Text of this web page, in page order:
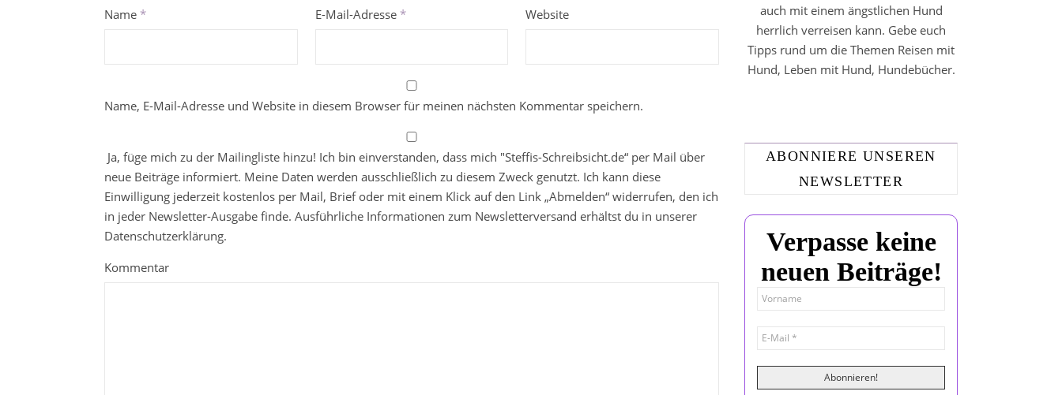
Name * E-Mail-Adresse * Website
Name, E-Mail-Adresse und Website in diesem Browser für meinen nächsten Kommentar speichern.
Ja, füge mich zu der Mailingliste hinzu! Ich bin einverstanden, dass mich "Steffis-Schreibsicht.de“ per Mail über
neue Beiträge informiert. Meine Daten werden ausschließlich zu diesem Zweck genutzt. Ich kann diese
Einwilligung jederzeit kostenlos per Mail, Brief oder mit einem Klick auf den Link „Abmelden“ widerrufen, den ich
in jeder Newsletter-Ausgabe finde. Ausführliche Informationen zum Newsletterversand erhältst du in unserer
Datenschutzerklärung.
Kommentar
auch mit einem ängstlichen Hund
herrlich verreisen kann. Gebe euch
Tipps rund um die Themen Reisen mit
Hund, Leben mit Hund, Hundebücher.
ABONNIERE UNSEREN
NEWSLETTER
Verpasse keine
neuen Beiträge!